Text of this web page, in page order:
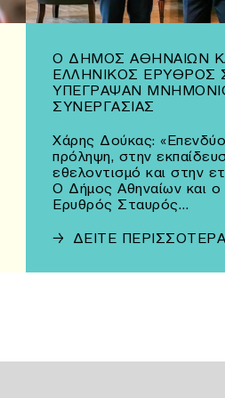
Ο ΔΉΜΟΣ ΑΘΗΝΑΊΩΝ
ΕΛΛΗΝΙΚΌΣ ΕΡΥΘΡΌΣ
ΥΠΈΓΡΑΨΑΝ
ΣΥΝΕΡΓΑΣΊΑΣ
Χάρης Δούκας:
πρόληψη, στην
εθελοντισμό και στην
Ο Δήμος Αθηναίων και ο
Ερυθρός Σταυρός…
→ ΔΕΙΤΕ ΠΕΡΙΣΣΟΤΕΡΑ